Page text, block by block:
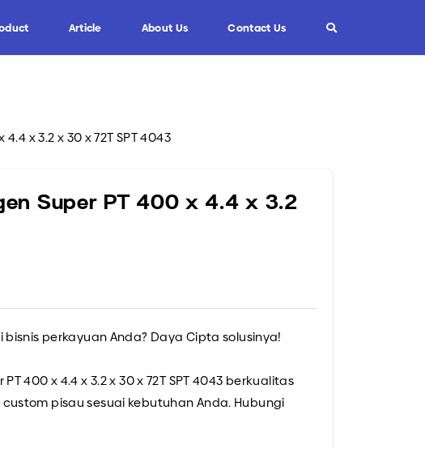
Custom Blade
Article
Info
Informasi Umum
About Us Contact Us
x 3.2 x 30 x 72T SPT 4043
Super PT 400 x 4.4 x 3.2
perkayuan Anda? Daya Cipta solusinya!
400 x 4.4 x 3.2 x 30 x 72T SPT 4043 berkualitas
pisau sesuai kebutuhan Anda. Hubungi